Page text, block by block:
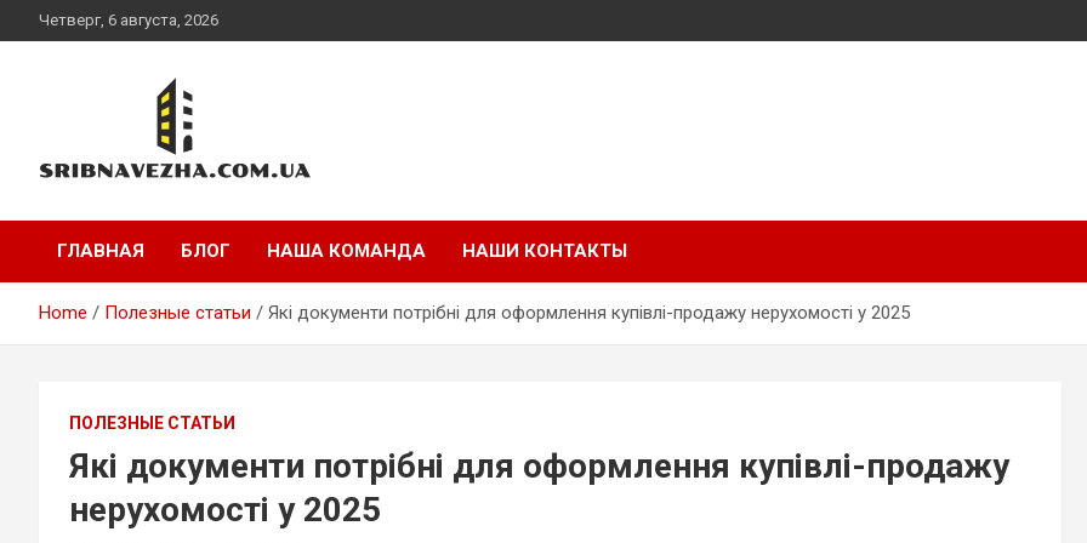
to
Четверг, 6 августа, 2026
sribnavezha.com.ua
ГЛАВНАЯ БЛОГ НАША КОМАНДА НАШИ КОНТАКТЫ
Home Полезные статьи Які документи потрібні для оформлення купівлі-продажу нерухомості у 2025
ПОЛЕЗНЫЕ СТАТЬИ
Які документи потрібні для оформлення купівлі-продажу
нерухомості у 2025